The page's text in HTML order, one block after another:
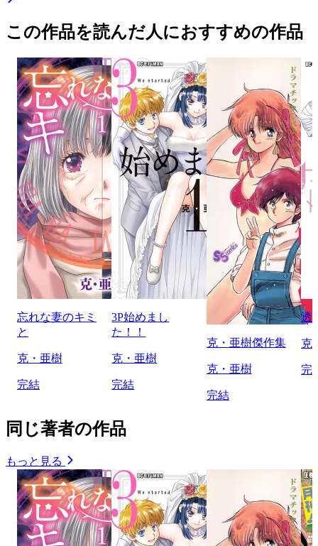
この作品を読んだ人におすすめの作品
忘れな妻のキミ
と
克・亜樹
完結
3P始めまし
た！！
克・亜樹
完結
克・亜樹傑作集
克・亜樹
完結
透
克
完
同じ著者の作品
もっと見る